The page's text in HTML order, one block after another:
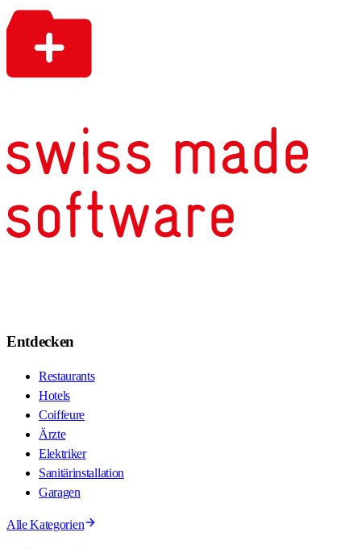
Entdecken
Restaurants
Hotels
Coiffeure
Ärzte
Elektriker
Sanitärinstallation
Garagen
Alle Kategorien